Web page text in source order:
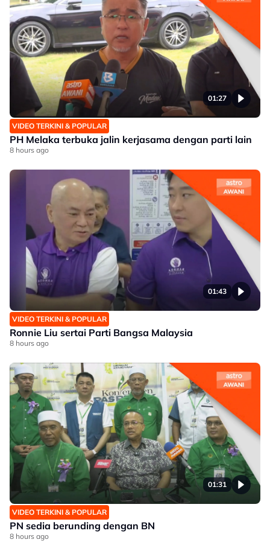
01:27
VIDEO TERKINI & POPULAR
PH Melaka terbuka jalin kerjasama dengan parti lain
8 hours ago
01:43
VIDEO TERKINI & POPULAR
Ronnie Liu sertai Parti Bangsa Malaysia
8 hours ago
01:31
VIDEO TERKINI & POPULAR
PN sedia berunding dengan BN
8 hours ago